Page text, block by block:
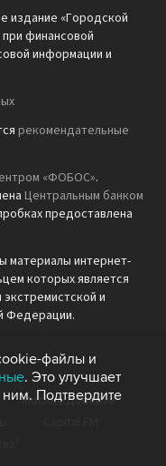
издание «Городской
финансовой
информации и
рекомендательные
«ФОБОС».
Центральным банком
предоставлена
материалы интернет-
которых является
и
Федерации.
Москва Доверие
файлы и
. Это улучшает
ним. Подтвердите